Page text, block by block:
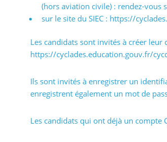
(hors aviation civile) : rendez-vous
sur le site du SIEC : https://
Les candidats sont invités à créer
https://cyclades.education.gouv.fr/
Ils sont invités à enregistrer un
enregistrent également un mot de
Les candidats qui ont déjà un compte